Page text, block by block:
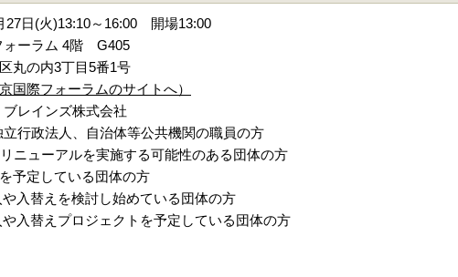
27日(火)13:10～16:00 開場13:00
ォーラム 4階 G405
丸の内3丁目5番1号
国際フォーラムのサイトへ）
レインズ株式会社
行政法人、自治体等公共機関の職員の方
ニューアルを実施する可能性のある団体の方
予定している団体の方
入替えを検討し始めている団体の方
入替えプロジェクトを予定している団体の方